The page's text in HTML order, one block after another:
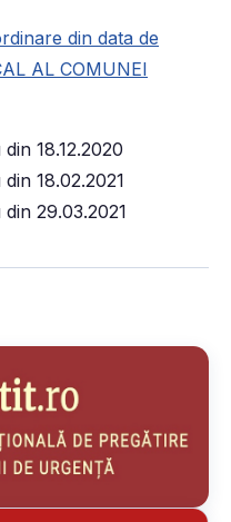
din data de
AL COMUNEI
18.12.2020
18.02.2021
29.03.2021